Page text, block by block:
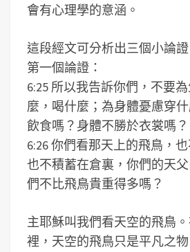
會有心理學的意涵。
這段經文可分析出三個小論證
第一個論證：
6:25 所以我告訴你們，不要
麼，喝什麼；為身體憂慮穿
飲食嗎？身體不勝於衣裳嗎？
6:26 你們看那天上的飛鳥，
也不積蓄在倉裏，你們的天
們不比飛鳥貴重得多嗎？
主耶穌叫我們看天空的飛鳥
裡，天空的飛鳥只是平凡之